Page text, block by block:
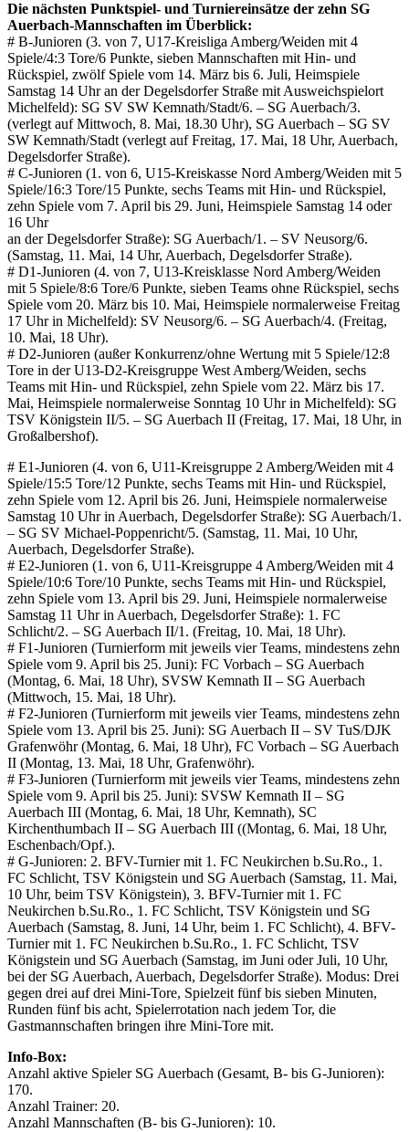
Die nächsten Punktspiel- und Turniereinsätze der zehn SG
Auerbach-Mannschaften im Überblick:
# B-Junioren (3. von 7, U17-Kreisliga Amberg/Weiden mit 4
Spiele/4:3 Tore/6 Punkte, sieben Mannschaften mit Hin- und
Rückspiel, zwölf Spiele vom 14. März bis 6. Juli, Heimspiele
Samstag 14 Uhr an der Degelsdorfer Straße mit Ausweichspielort
Michelfeld): SG SV SW Kemnath/Stadt/6. – SG Auerbach/3.
(verlegt auf Mittwoch, 8. Mai, 18.30 Uhr), SG Auerbach – SG SV
SW Kemnath/Stadt (verlegt auf Freitag, 17. Mai, 18 Uhr, Auerbach,
Degelsdorfer Straße).
# C-Junioren (1. von 6, U15-Kreiskasse Nord Amberg/Weiden mit 5
Spiele/16:3 Tore/15 Punkte, sechs Teams mit Hin- und Rückspiel,
zehn Spiele vom 7. April bis 29. Juni, Heimspiele Samstag 14 oder
16 Uhr
an der Degelsdorfer Straße): SG Auerbach/1. – SV Neusorg/6.
(Samstag, 11. Mai, 14 Uhr, Auerbach, Degelsdorfer Straße).
# D1-Junioren (4. von 7, U13-Kreisklasse Nord Amberg/Weiden
mit 5 Spiele/8:6 Tore/6 Punkte, sieben Teams ohne Rückspiel, sechs
Spiele vom 20. März bis 10. Mai, Heimspiele normalerweise Freitag
17 Uhr in Michelfeld): SV Neusorg/6. – SG Auerbach/4. (Freitag,
10. Mai, 18 Uhr).
# D2-Junioren (außer Konkurrenz/ohne Wertung mit 5 Spiele/12:8
Tore in der U13-D2-Kreisgruppe West Amberg/Weiden, sechs
Teams mit Hin- und Rückspiel, zehn Spiele vom 22. März bis 17.
Mai, Heimspiele normalerweise Sonntag 10 Uhr in Michelfeld): SG
TSV Königstein II/5. – SG Auerbach II (Freitag, 17. Mai, 18 Uhr, in
Großalbershof).
# E1-Junioren (4. von 6, U11-Kreisgruppe 2 Amberg/Weiden mit 4
Spiele/15:5 Tore/12 Punkte, sechs Teams mit Hin- und Rückspiel,
zehn Spiele vom 12. April bis 26. Juni, Heimspiele normalerweise
Samstag 10 Uhr in Auerbach, Degelsdorfer Straße): SG Auerbach/1.
– SG SV Michael-Poppenricht/5. (Samstag, 11. Mai, 10 Uhr,
Auerbach, Degelsdorfer Straße).
# E2-Junioren (1. von 6, U11-Kreisgruppe 4 Amberg/Weiden mit 4
Spiele/10:6 Tore/10 Punkte, sechs Teams mit Hin- und Rückspiel,
zehn Spiele vom 13. April bis 29. Juni, Heimspiele normalerweise
Samstag 11 Uhr in Auerbach, Degelsdorfer Straße): 1. FC
Schlicht/2. – SG Auerbach II/1. (Freitag, 10. Mai, 18 Uhr).
# F1-Junioren (Turnierform mit jeweils vier Teams, mindestens zehn
Spiele vom 9. April bis 25. Juni): FC Vorbach – SG Auerbach
(Montag, 6. Mai, 18 Uhr), SVSW Kemnath II – SG Auerbach
(Mittwoch, 15. Mai, 18 Uhr).
# F2-Junioren (Turnierform mit jeweils vier Teams, mindestens zehn
Spiele vom 13. April bis 25. Juni): SG Auerbach II – SV TuS/DJK
Grafenwöhr (Montag, 6. Mai, 18 Uhr), FC Vorbach – SG Auerbach
II (Montag, 13. Mai, 18 Uhr, Grafenwöhr).
# F3-Junioren (Turnierform mit jeweils vier Teams, mindestens zehn
Spiele vom 9. April bis 25. Juni): SVSW Kemnath II – SG
Auerbach III (Montag, 6. Mai, 18 Uhr, Kemnath), SC
Kirchenthumbach II – SG Auerbach III ((Montag, 6. Mai, 18 Uhr,
Eschenbach/Opf.).
# G-Junioren: 2. BFV-Turnier mit 1. FC Neukirchen b.Su.Ro., 1.
FC Schlicht, TSV Königstein und SG Auerbach (Samstag, 11. Mai,
10 Uhr, beim TSV Königstein), 3. BFV-Turnier mit 1. FC
Neukirchen b.Su.Ro., 1. FC Schlicht, TSV Königstein und SG
Auerbach (Samstag, 8. Juni, 14 Uhr, beim 1. FC Schlicht), 4. BFV-
Turnier mit 1. FC Neukirchen b.Su.Ro., 1. FC Schlicht, TSV
Königstein und SG Auerbach (Samstag, im Juni oder Juli, 10 Uhr,
bei der SG Auerbach, Auerbach, Degelsdorfer Straße). Modus: Drei
gegen drei auf drei Mini-Tore, Spielzeit fünf bis sieben Minuten,
Runden fünf bis acht, Spielerrotation nach jedem Tor, die
Gastmannschaften bringen ihre Mini-Tore mit.
Info-Box:
Anzahl aktive Spieler SG Auerbach (Gesamt, B- bis G-Junioren):
170.
Anzahl Trainer: 20.
Anzahl Mannschaften (B- bis G-Junioren): 10.